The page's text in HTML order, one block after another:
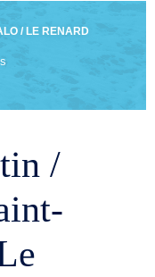
/ LE RENARD
/